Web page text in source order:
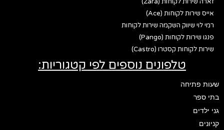
אייס שירות לקוחות (Ace)
רמי לוי שיווק השקמה שירות לקוחות
פנגו שירות לקוחות (Pango)
שירות לקוחות קסטרו (Castro)
טלפונים נוספים לפי קטגוריות:
שעות פתיחה
בתי ספר
גני ילדים
קניונים